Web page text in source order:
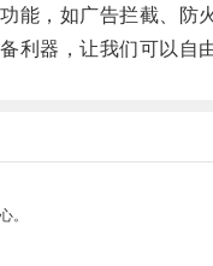
，如广告拦截、防火
器，让我们可以自由
。